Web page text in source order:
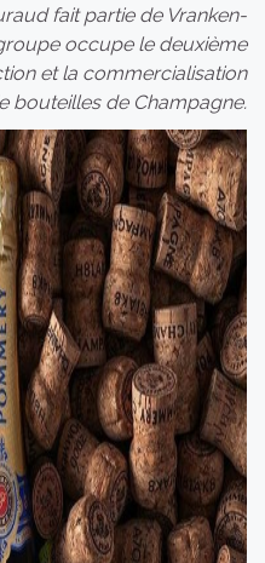
fait partie de Vranken-
occupe le deuxième
et la commercialisation
bouteilles de Champagne.